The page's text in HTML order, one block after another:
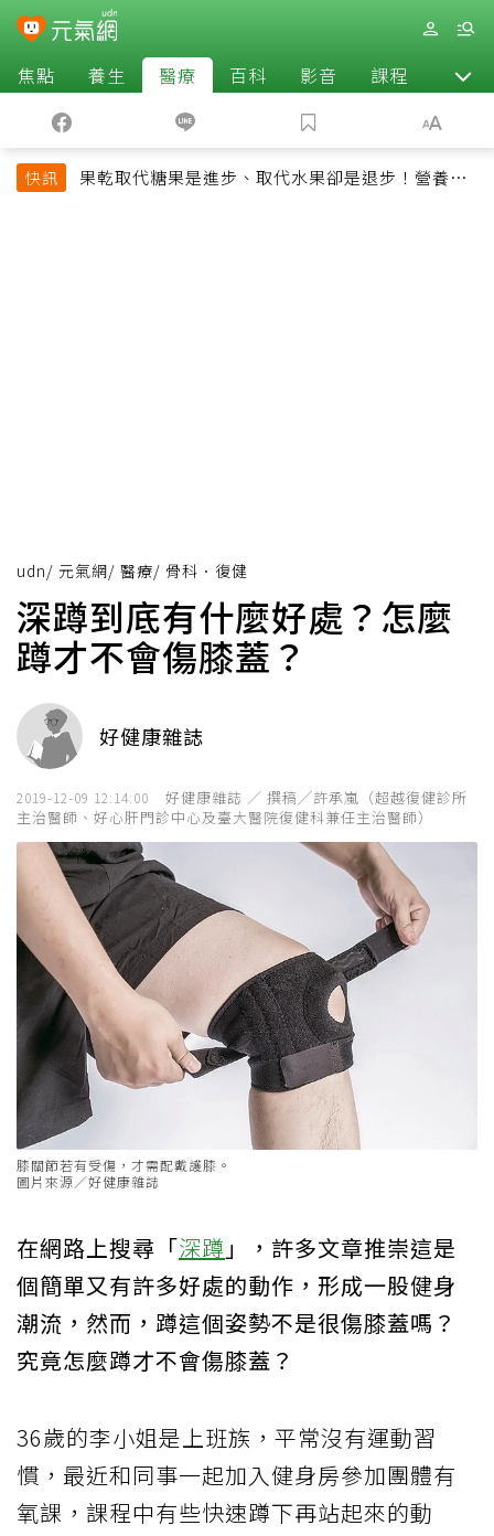
焦點 養生 醫療 百科 影音 課程 退休
快訊
果乾取代糖果是進步、取代水果卻是退步！營養師
udn/ 元氣網/ 醫療/ 骨科．復健
深蹲到底有什麼好處？怎麼
蹲才不會傷膝蓋？
好健康雜誌
2019-12-09 12:14:00
好健康雜誌 ／ 撰稿╱許承嵐（超越復健診所
主治醫師、好心肝門診中心及臺大醫院復健科兼任主治醫師）
膝關節若有受傷，才需配戴護膝。
圖片來源／好健康雜誌
在網路上搜尋「深蹲 」，許多文章推崇這是
個簡單又有許多好處的動作，形成一股健身
潮流，然而，蹲這個姿勢不是很傷膝蓋嗎？
究竟怎麼蹲才不會傷膝蓋？
36歲的李小姐是上班族，平常沒有運動習
慣，最近和同事一起加入健身房參加團體有
氧課，課程中有些快速蹲下再站起來的動